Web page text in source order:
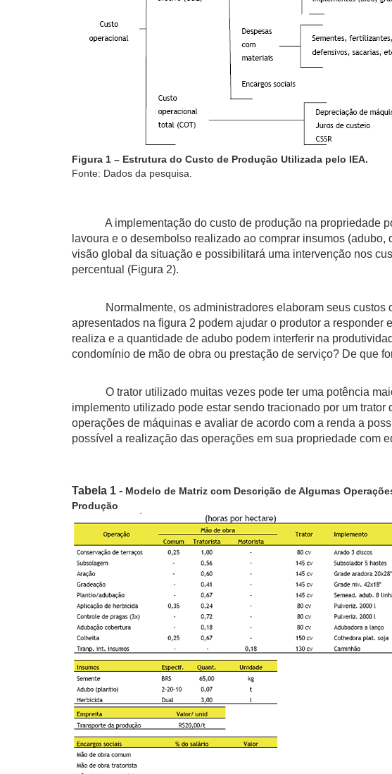
Figura 1 – Estrutura do Custo de Produção Utilizada pelo IEA.
Fonte: Dados da pesquisa.
A implementação do custo de produção na propriedade
lavoura e o desembolso realizado ao comprar insumos
visão global da situação e possibilitará uma intervenção nos
percentual (Figura 2).
Normalmente, os administradores elaboram seus custos
apresentados na figura 2 podem ajudar o produtor a
realiza e a quantidade de adubo podem interferir na
condomínio de mão de obra ou prestação de serviço? De que
O trator utilizado muitas vezes pode ter uma potência
implemento utilizado pode estar sendo tracionado por um
operações de máquinas e avaliar de acordo com a renda a
possível a realização das operações em sua propriedade com
Tabela 1 - Modelo de Matriz com Descrição de Algumas
Produção